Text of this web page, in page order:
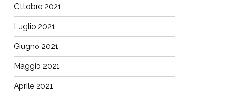
Ottobre 2021
Luglio 2021
Giugno 2021
Maggio 2021
Aprile 2021